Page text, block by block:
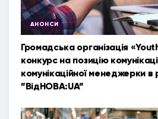
АНОНСИ
Громадська організація
конкурс на позицію
комунікаційної менеджерки
”ВідНОВА:UA”